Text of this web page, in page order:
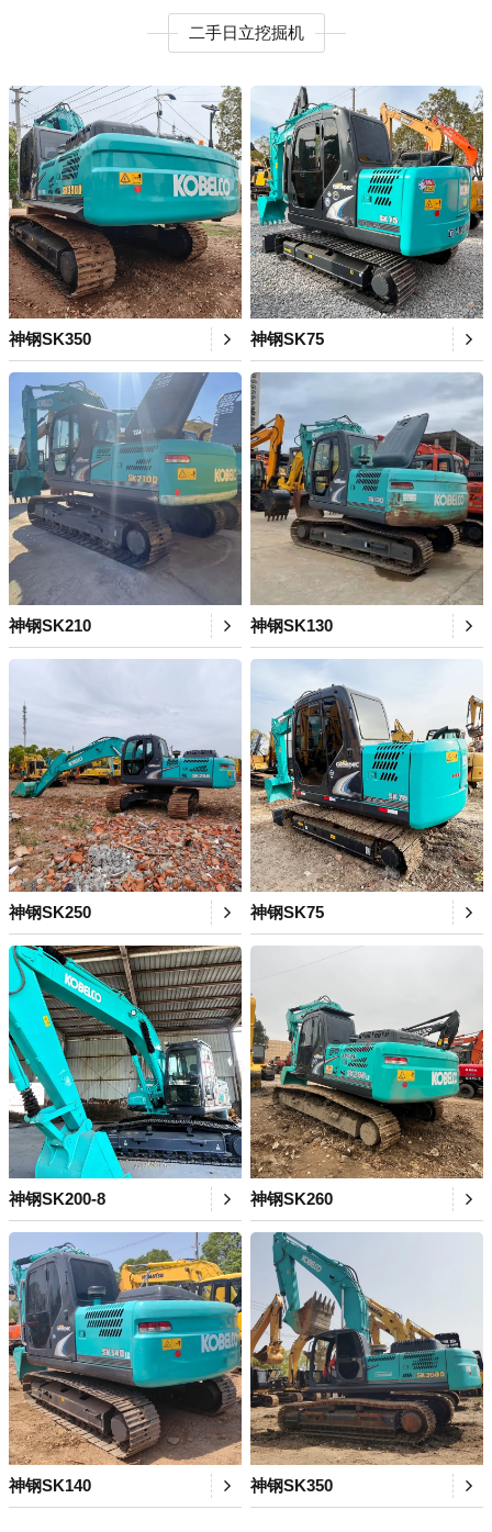
二手日立挖掘机
神钢SK350 神钢SK75
神钢SK210 神钢SK130
神钢SK250 神钢SK75
神钢SK200-8 神钢SK260
神钢SK140 神钢SK350